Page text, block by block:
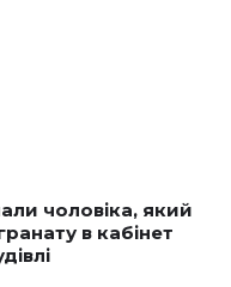
чоловіка, який
в кабінет